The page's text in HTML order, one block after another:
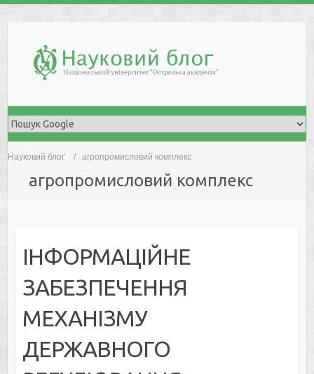
Науковий блоґ агропромисловий комплекс
агропромисловий комплекс
ІНФОРМАЦІЙНЕ
ЗАБЕЗПЕЧЕННЯ
МЕХАНІЗМУ
ДЕРЖАВНОГО